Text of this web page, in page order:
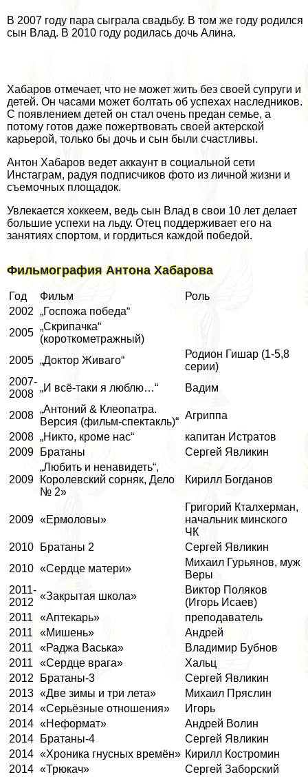
В 2007 году пара сыграла свадьбу. В том же году родился
сын Влад. В 2010 году родилась дочь Алина.
Хабаров отмечает, что не может жить без своей супруги и
детей. Он часами может болтать об успехах наследников.
С появлением детей он стал очень предан семье, а
потому готов даже пожертвовать своей актерской
карьерой, только бы дочь и сын были счастливы.
Антон Хабаров ведет аккаунт в социальной сети
Инстаграм, радуя подписчиков фото из личной жизни и
съемочных площадок.
Увлекается хоккеем, ведь сын Влад в свои 10 лет делает
большие успехи на льду. Отец поддерживает его на
занятиях спортом, и гордиться каждой победой.
Фильмография Антона Хабарова
Год Фильм
Роль
2002 „Госпожа победа“
2005
„Скрипачка“
(короткометражный)
2005 „Доктор Живаго“
Родион Гишар (1-5,8
серии)
2007-
2008
„И всё-таки я люблю…“ Вадим
2008
„Антоний & Клеопатра.
Версия (фильм-спектакль)“
Агриппа
2008 „Никто, кроме нас“
капитан Истратов
2009
Братаны Сергeй Явликин
2009
„Любить и ненавидеть“,
Королевский сорняк, Дело
№ 2»
Кирилл Богданов
2009 «Ермоловы»
Григорий Кталхерман,
начальник минского
ЧК
2010
Братаны 2
Сергeй Явликин
2010 «Сердце матери»
Михаил Гурьянов, муж
Веры
2011-
2012
«Закрытая школа»
Виктор Поляков
(Игорь Исаев)
2011
«Аптекарь»
преподаватель
2011
«Мишень»
Андрей
2011
«Раджа Васька»
Владимир Бубнов
2011
«Сердце врага»
Хальц
2012
Братаны-3
Сергeй Явликин
2013 «Две зимы и три лета»
Михаил Пряслин
2014 «Серьёзные отношения»
Игорь
2014 «Неформат»
Андрей Волин
2014
Братаны-4
Сергeй Явликин
2014 «Хроника гнусных времён» Кирилл Костромин
2014 «Трюкач»
Сергeй Заборский